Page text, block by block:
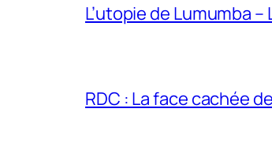
L’utopie de Lumumba
RDC : La face cachée